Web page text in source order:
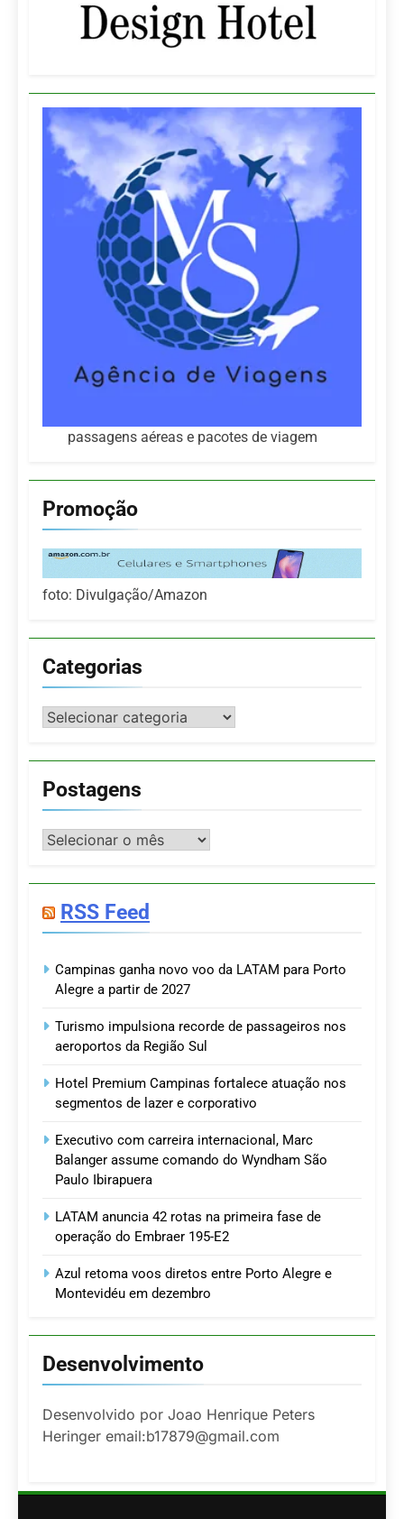
passagens aéreas e pacotes de viagem
Promoção
foto: Divulgação/Amazon
Categorias
Categorias
Postagens
Postagens
RSS Feed
Campinas ganha novo voo da LATAM para Porto
Alegre a partir de 2027
Turismo impulsiona recorde de passageiros nos
aeroportos da Região Sul
Hotel Premium Campinas fortalece atuação nos
segmentos de lazer e corporativo
Executivo com carreira internacional, Marc
Balanger assume comando do Wyndham São
Paulo Ibirapuera
LATAM anuncia 42 rotas na primeira fase de
operação do Embraer 195-E2
Azul retoma voos diretos entre Porto Alegre e
Montevidéu em dezembro
Desenvolvimento
Desenvolvido por Joao Henrique Peters
Heringer email:b17879@gmail.com